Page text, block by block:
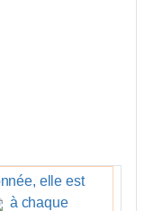
elle est
à chaque